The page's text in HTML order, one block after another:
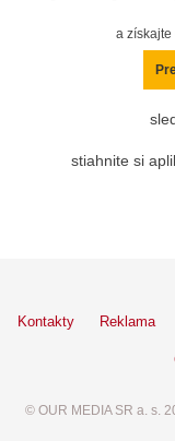
a získajte
stiahnite si
Kontakty Reklama
© OUR MEDIA SR a. s.